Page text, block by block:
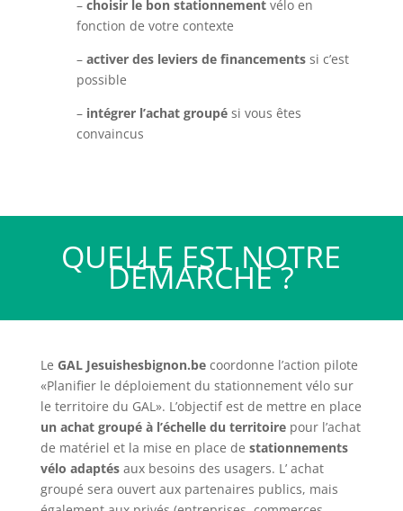
– choisir le bon stationnementvélo en
fonction de votre contexte
– activer des leviers de financementssi c’est
possible
– intégrer l’achat groupési vous êtes
convaincus
QUELLE EST NOTRE
DÉMARCHE ?
Le GAL Jesuishesbignon.becoordonne l’action pilote
«Planifier le déploiement du stationnement vélo sur
le territoire du GAL». L’objectif est de mettre en place
un achat groupé à l’échelle du territoirepour l’achat
de matériel et la mise en place de stationnements
vélo adaptésaux besoins des usagers. L’ achat
groupé sera ouvert aux partenaires publics, mais